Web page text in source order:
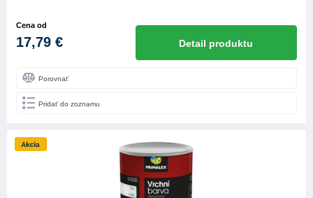
Cena od
17,79 € Detail produktu
Porovnať
Pridať do zoznamu